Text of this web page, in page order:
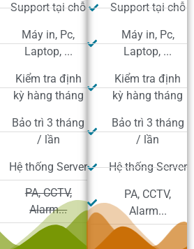
Support tại chỗ
Máy in, Pc,
Laptop, ...
Kiểm tra định
kỳ hàng tháng
Bảo trì 3 tháng
/ lần
Hệ thống Server
PA, CCTV,
Alarm...
Support tại chỗ
Máy in, Pc,
Laptop, ...
Kiểm tra định
kỳ hàng tháng
Bảo trì 3 tháng
/ lần
Hệ thống Server
PA, CCTV,
Alarm...